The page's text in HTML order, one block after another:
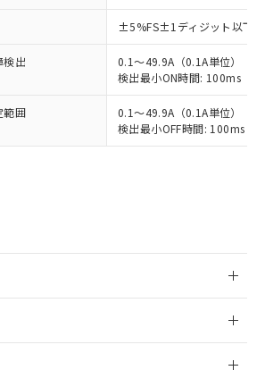
±5%FS±1ディジット以下
検出
0.1～49.9A（0.1A単位）
検出最小ON時間: 100ms（
範囲
0.1～49.9A（0.1A単位）
検出最小OFF時間: 100ms（